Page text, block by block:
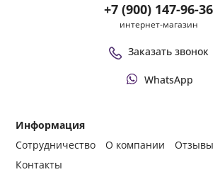
Информация
Сотрудничество
О компании Отзывы
Контакты
+7 (900) 147-96-36
интернет-магазин
Заказать звонок
WhatsApp